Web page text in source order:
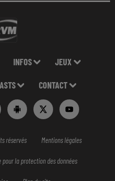
INFOS JEUX
CONTACT
réservés Mentions légales
la protection des données